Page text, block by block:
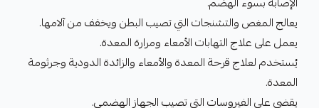
يعالج المغص والتشنجات التي تصيب البطن ويخفف من آلامها.
يعمل على علاج التهابات الأمعاء ومرارة المعدة.
يُستخدم لعلاج قرحة المعدة والأمعاء والزائدة الدودية وجرثومة
المعدة.
يقضي على الفيروسات التي تصيب الجهاز الهضمي.